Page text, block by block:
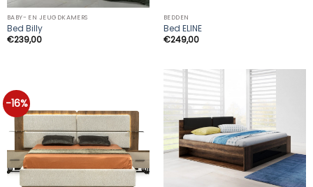
BABY- EN JEUGDKAMERS
Bed Billy
€239,00
BEDDEN
Bed ELINE
€249,00
-16%